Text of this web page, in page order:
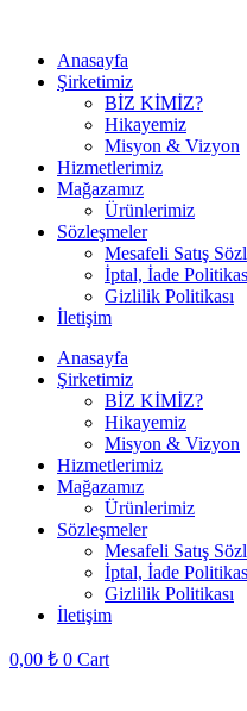
Anasayfa
Şirketimiz
BİZ KİMİZ?
Hikayemiz
Misyon & Vizyon
Hizmetlerimiz
Mağazamız
Ürünlerimiz
Sözleşmeler
Mesafeli Satış
İptal, İade
Gizlilik Politikası
İletişim
Anasayfa
Şirketimiz
BİZ KİMİZ?
Hikayemiz
Misyon & Vizyon
Hizmetlerimiz
Mağazamız
Ürünlerimiz
Sözleşmeler
Mesafeli Satış
İptal, İade
Gizlilik Politikası
İletişim
0,00 ₺ 0 Cart